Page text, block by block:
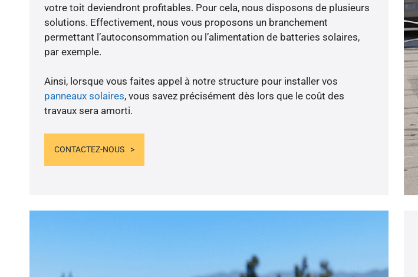
votre toit deviendront profitables. Pour cela, nous disposons de plusieurs
solutions. Effectivement, nous vous proposons un branchement
permettant l’autoconsommation ou l’alimentation de batteries solaires,
par exemple.
Ainsi, lorsque vous faites appel à notre structure pour installer vos
panneaux solaires, vous savez précisément dès lors que le coût des
travaux sera amorti.
CONTACTEZ-NOUS